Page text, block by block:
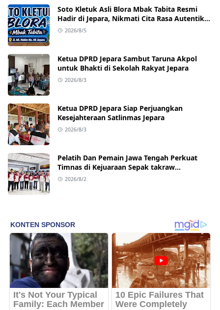
Soto Kletuk Asli Blora Mbak Tabita Resmi
Hadir di Jepara, Nikmati Cita Rasa Autentik
Mulai Rp10 Ribu
2026/8/5
Ketua DPRD Jepara Sambut Taruna Akpol
untuk Bhakti di Sekolah Rakyat Jepara
2026/8/3
Ketua DPRD Jepara Siap Perjuangkan
Kesejahteraan Satlinmas Jepara
2026/8/3
Pelatih Dan Pemain Jawa Tengah Perkuat
Timnas di Kejuaraan Sepak takraw
Internasional
2026/8/2